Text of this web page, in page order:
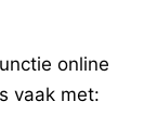
online
vaak met: